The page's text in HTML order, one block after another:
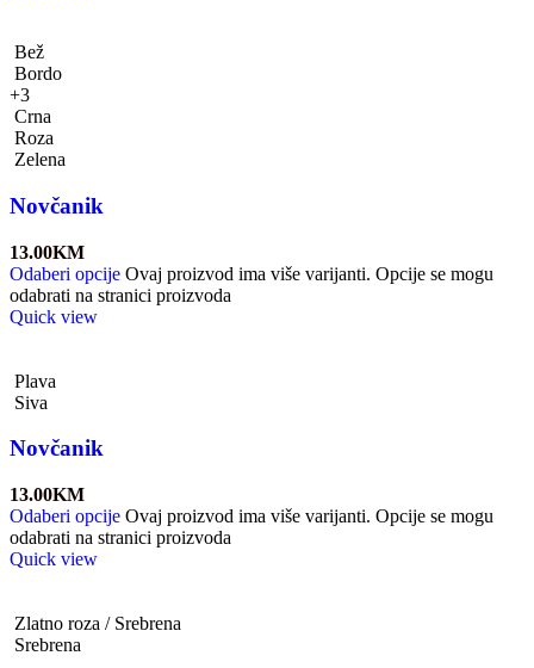
Bež
Bordo
+3
Crna
Roza
Zelena
Novčanik
13.00KM
Odaberi opcije Ovaj proizvod ima više varijanti. Opcije se mogu
odabrati na stranici proizvoda
Quick view
Plava
Siva
Novčanik
13.00KM
Odaberi opcije Ovaj proizvod ima više varijanti. Opcije se mogu
odabrati na stranici proizvoda
Quick view
Zlatno roza / Srebrena
Srebrena